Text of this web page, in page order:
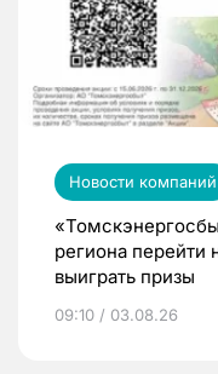
Новости компаний
региона перейти
выиграть призы
09:10 / 03.08.26